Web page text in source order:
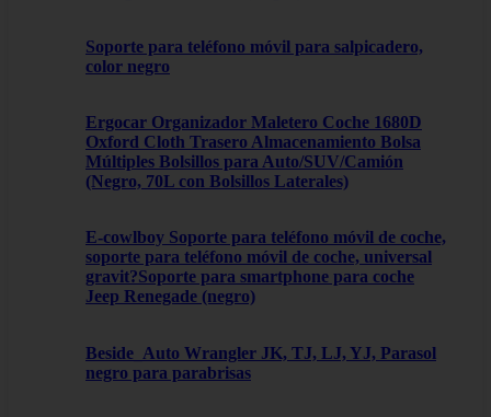
Soporte para teléfono móvil para salpicadero,
color negro
Ergocar Organizador Maletero Coche 1680D
Oxford Cloth Trasero Almacenamiento Bolsa
Múltiples Bolsillos para Auto/SUV/Camión
(Negro, 70L con Bolsillos Laterales)
E-cowlboy Soporte para teléfono móvil de coche,
soporte para teléfono móvil de coche, universal
gravit?Soporte para smartphone para coche
Jeep Renegade (negro)
Beside_Auto Wrangler JK, TJ, LJ, YJ, Parasol
negro para parabrisas